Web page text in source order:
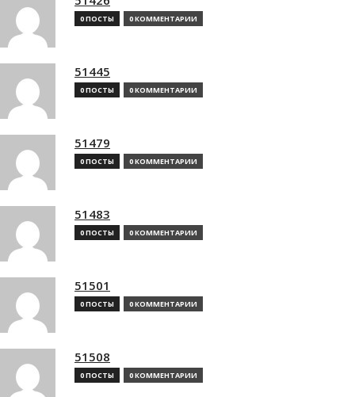
0 ПОСТЫ 0 КОММЕНТАРИИ
51445
0 ПОСТЫ 0 КОММЕНТАРИИ
51479
0 ПОСТЫ 0 КОММЕНТАРИИ
51483
0 ПОСТЫ 0 КОММЕНТАРИИ
51501
0 ПОСТЫ 0 КОММЕНТАРИИ
51508
0 ПОСТЫ 0 КОММЕНТАРИИ